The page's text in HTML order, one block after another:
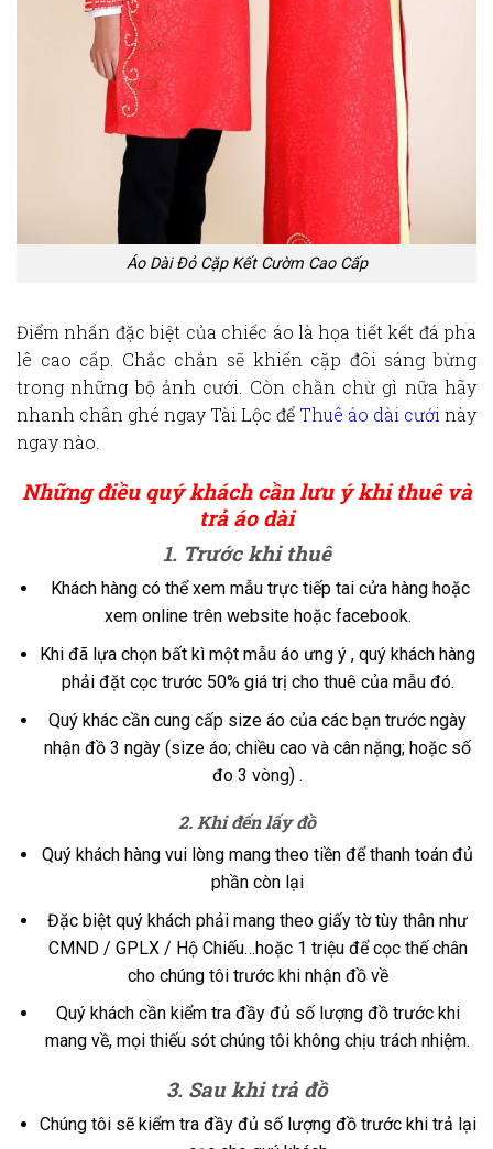
Áo Dài Đỏ Cặp Kết Cườm Cao Cấp
Điểm nhấn đặc biệt của chiếc áo là họa tiết kết đá pha
lê cao cấp. Chắc chắn sẽ khiến cặp đôi sáng bừng
trong những bộ ảnh cưới. Còn chần chừ gì nữa hãy
nhanh chân ghé ngay Tài Lộc để Thuê áo dài cưới này
ngay nào.
Những điều quý khách cần lưu ý khi thuê và
trả áo dài
1. Trước khi thuê
Khách hàng có thể xem mẫu trực tiếp tai cửa hàng hoặc
xem online trên website hoặc facebook.
Khi đã lựa chọn bất kì một mẫu áo ưng ý , quý khách hàng
phải đặt cọc trước 50% giá trị cho thuê của mẫu đó.
Quý khác cần cung cấp size áo của các bạn trước ngày
nhận đồ 3 ngày (size áo; chiều cao và cân nặng; hoặc số
đo 3 vòng) .
2. Khi đến lấy đồ
Quý khách hàng vui lòng mang theo tiền để thanh toán đủ
phần còn lại
Đặc biệt quý khách phải mang theo giấy tờ tùy thân như
CMND / GPLX / Hộ Chiếu…hoặc 1 triệu để cọc thế chân
cho chúng tôi trước khi nhận đồ về
Quý khách cần kiểm tra đầy đủ số lượng đồ trước khi
mang về, mọi thiếu sót chúng tôi không chịu trách nhiệm.
3. Sau khi trả đồ
Chúng tôi sẽ kiểm tra đầy đủ số lượng đồ trước khi trả lại